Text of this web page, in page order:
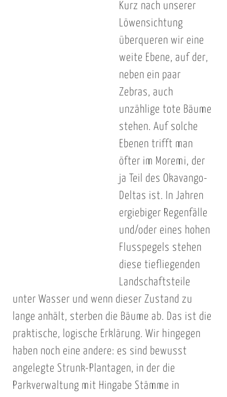
Kurz nach unserer
Löwensichtung
überqueren wir eine
weite Ebene, auf der,
neben ein paar
Zebras, auch
unzählige tote Bäume
stehen. Auf solche
Ebenen trifft man
öfter im Moremi, der
ja Teil des Okavango-
Deltas ist. In Jahren
ergiebiger Regenfälle
und/oder eines hohen
Flusspegels stehen
diese tiefliegenden
Landschaftsteile
unter Wasser und wenn dieser Zustand zu
lange anhält, sterben die Bäume ab. Das ist die
praktische, logische Erklärung. Wir hingegen
haben noch eine andere: es sind bewusst
angelegte Strunk-Plantagen, in der die
Parkverwaltung mit Hingabe Stämme in